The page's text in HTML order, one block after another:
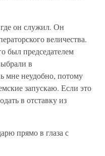
он служил. Он
величества.
был председателем
в
мне неудобно, потому
запускаю. Если это
в отставку из
прямо в глаза с